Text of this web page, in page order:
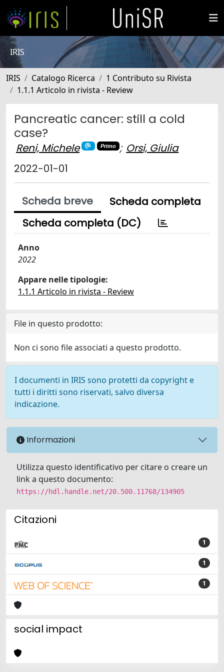
IRIS
IRIS Catalogo Ricerca
1 Contributo su Rivista
1.1.1 Articolo in rivista - Review
Pancreatic cancer: still a cold
case?
Reni, Michele Primo ; Orsi, Giulia
2022-01-01
Scheda breve
Scheda completa
Scheda completa (DC)
Anno
2022
Appare nelle tipologie:
1.1.1 Articolo in rivista - Review
File in questo prodotto:
Non ci sono file associati a questo prodotto.
I documenti in IRIS sono protetti da copyright e
tutti i diritti sono riservati, salvo diversa
indicazione.
Informazioni
Utilizza questo identificativo per citare o creare un
link a questo documento:
https://hdl.handle.net/20.500.11768/134905
Citazioni
1
1
1
social impact